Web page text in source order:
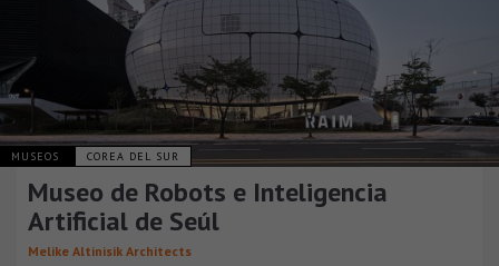
MUSEOS COREA DEL SUR
Museo de Robots e Inteligencia
Artificial de Seúl
Melike Altinisik Architects